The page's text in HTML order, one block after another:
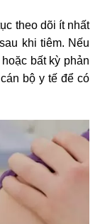
theo dõi ít nhất
khi tiêm. Nếu
bất kỳ phản
bộ y tế để có